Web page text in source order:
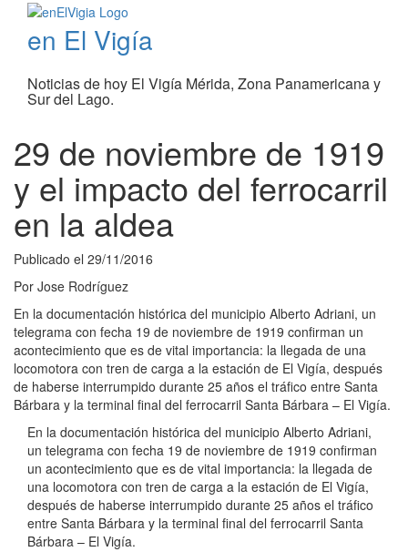
en El Vigía
Noticias de hoy El Vigía Mérida, Zona Panamericana y
Sur del Lago.
29 de noviembre de 1919
y el impacto del ferrocarril
en la aldea
Publicado el 29/11/2016
Por Jose Rodríguez
En la documentación histórica del municipio Alberto Adriani, un
telegrama con fecha 19 de noviembre de 1919 confirman un
acontecimiento que es de vital importancia: la llegada de una
locomotora con tren de carga a la estación de El Vigía, después
de haberse interrumpido durante 25 años el tráfico entre Santa
Bárbara y la terminal final del ferrocarril Santa Bárbara – El Vigía.
En la documentación histórica del municipio Alberto Adriani,
un telegrama con fecha 19 de noviembre de 1919 confirman
un acontecimiento que es de vital importancia: la llegada de
una locomotora con tren de carga a la estación de El Vigía,
después de haberse interrumpido durante 25 años el tráfico
entre Santa Bárbara y la terminal final del ferrocarril Santa
Bárbara – El Vigía.